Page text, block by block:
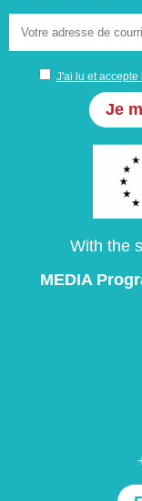
J'ai lu et accepte
With the
MEDIA